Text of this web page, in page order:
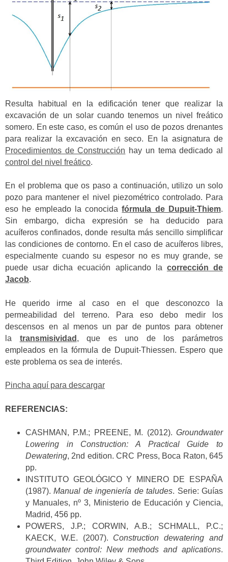
Resulta habitual en la edificación tener que realizar la
excavación de un solar cuando tenemos un nivel freático
somero. En este caso, es común el uso de pozos drenantes
para realizar la excavación en seco. En la asignatura de
Procedimientos de Construcción hay un tema dedicado al
control del nivel freático.
En el problema que os paso a continuación, utilizo un solo
pozo para mantener el nivel piezométrico controlado. Para
eso he empleado la conocidafórmula de Dupuit-Thiem.
Sin embargo, dicha expresión se ha deducido para
acuíferos confinados, donde resulta más sencillo simplificar
las condiciones de contorno. En el caso de acuíferos libres,
especialmente cuando su espesor no es muy grande, se
puede usar dicha ecuación aplicando la corrección de
Jacob.
He querido irme al caso en el que desconozco la
permeabilidad del terreno.
Para eso debo medir los
descensos en al menos un par de puntos para obtener
la transmisividad , que es uno de los parámetros
empleados en la fórmula de Dupuit-Thiessen. Espero que
este problema os sea de interés.
Pincha aquí para descargar
REFERENCIAS:
CASHMAN, P.M.; PREENE, M. (2012). Groundwater
Lowering in Construction: A Practical Guide to
Dewatering, 2nd edition. CRC Press, Boca Raton, 645
pp.
INSTITUTO GEOLÓGICO Y MINERO DE ESPAÑA
(1987). Manual de ingeniería de taludes. Serie: Guías
y Manuales, nº 3, Ministerio de Educación y Ciencia,
Madrid, 456 pp.
POWERS, J.P.; CORWIN, A.B.; SCHMALL, P.C.;
KAECK, W.E. (2007). Construction dewatering and
groundwater control: New methods and aplications.